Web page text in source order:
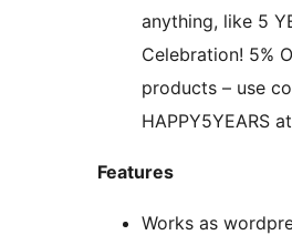
anything, like 5
Celebration! 5%
products – use
HAPPY5YEARS
Features
Works as